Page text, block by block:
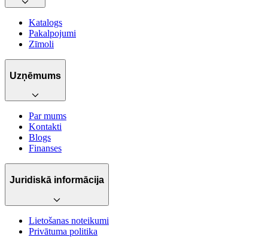
Katalogs
Pakalpojumi
Zīmoli
Uzņēmums
Par mums
Kontakti
Blogs
Finanses
Juridiskā informācija
Lietošanas noteikumi
Privātuma politika